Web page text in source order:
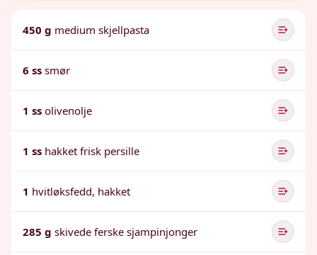
450 g medium skjellpasta
6 ss smør
1 ss olivenolje
1 ss hakket frisk persille
1 hvitløksfedd, hakket
285 g skivede ferske sjampinjonger